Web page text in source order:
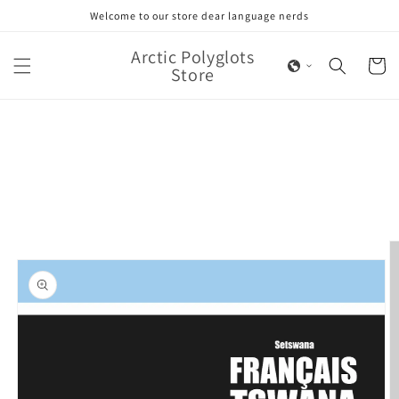
Welcome to our store dear language nerds
Arctic Polyglots
Store Cart